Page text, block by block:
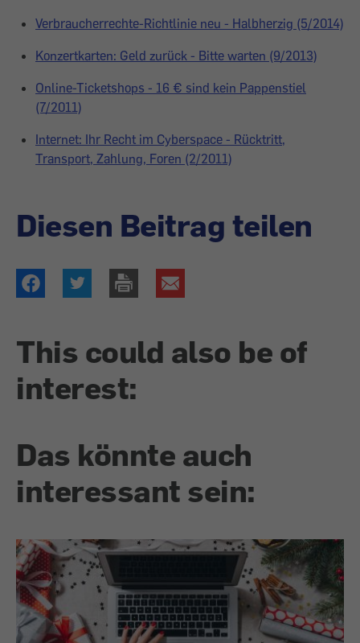
Verbraucherrechte-Richtlinie neu - Halbherzig (5/2014)
Konzertkarten: Geld zurück - Bitte warten (9/2013)
Online-Ticketshops - 16 € sind kein Pappenstiel
(7/2011)
Internet: Ihr Recht im Cyberspace - Rücktritt,
Transport, Zahlung, Foren (2/2011)
Diesen Beitrag teilen
This could also be of
interest:
Das könnte auch
interessant sein: